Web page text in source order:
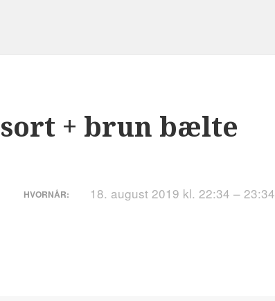
sort + brun bælte
HVORNÅR: 18. august 2019 kl. 22:34 – 23:34